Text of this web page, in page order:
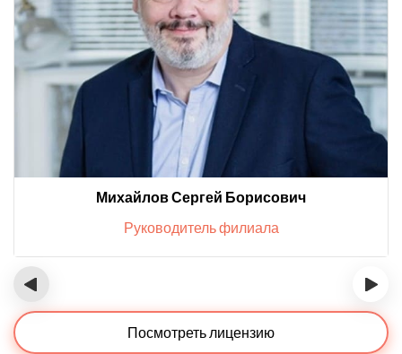
Михайлов Сергей Борисович
Руководитель филиала
‹ ›
Посмотреть лицензию